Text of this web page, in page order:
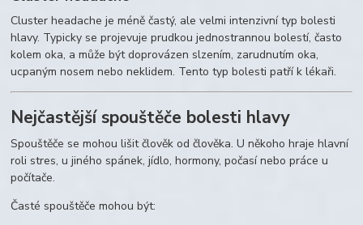
Cluster headache je méně častý, ale velmi intenzivní typ bolesti
hlavy. Typicky se projevuje prudkou jednostrannou bolestí, často
kolem oka, a může být doprovázen slzením, zarudnutím oka,
ucpaným nosem nebo neklidem. Tento typ bolesti patří k lékaři.
Nejčastější spouštěče bolesti hlavy
Spouštěče se mohou lišit člověk od člověka. U někoho hraje hlavní
roli stres, u jiného spánek, jídlo, hormony, počasí nebo práce u
počítače.
Časté spouštěče mohou být: